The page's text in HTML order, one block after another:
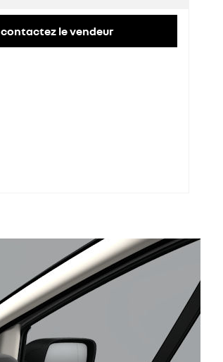
contactez le vendeur